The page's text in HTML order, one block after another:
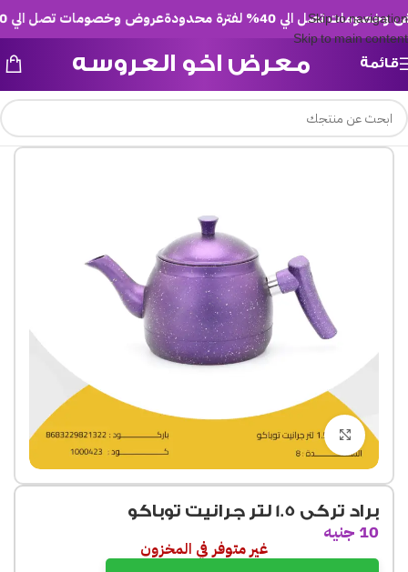
Skip to navigation
Skip to main content
عروض وخصومات تصل الي 40% لفترة محدودة تصل الي 40% لفترة محدودة
قائمة معرض اخو العروسه
Click to enlarge
براد تركى 1.5 لتر جرانيت توباكو
10 جنيه
غير متوفر في المخزون